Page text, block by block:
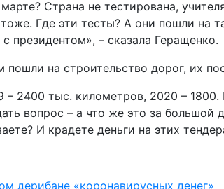
Страна не тестирована,
Где эти тесты? А они пошли на
президентом», – сказала Геращенко.
на строительство дорог, их
2400 тыс. километров, 2020 –
вопрос – а что же это за большой
И крадете деньги на этих
дерибане «коронавирусных денег»